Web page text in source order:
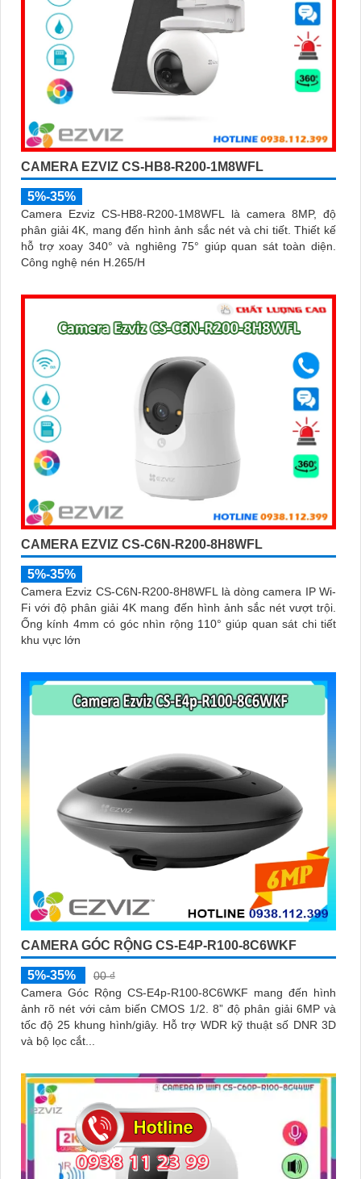
CAMERA EZVIZ CS-HB8-R200-1M8WFL
5%-35%
Camera Ezviz CS-HB8-R200-1M8WFL là camera 8MP, độ
phân giải 4K, mang đến hình ảnh sắc nét và chi tiết. Thiết kế
hỗ trợ xoay 340° và nghiêng 75° giúp quan sát toàn diện.
Công nghệ nén H.265/H
CAMERA EZVIZ CS-C6N-R200-8H8WFL
5%-35%
Camera Ezviz CS-C6N-R200-8H8WFL là dòng camera IP Wi-
Fi với độ phân giải 4K mang đến hình ảnh sắc nét vượt trội.
Ống kính 4mm có góc nhìn rộng 110° giúp quan sát chi tiết
khu vực lớn
CAMERA GÓC RỘNG CS-E4P-R100-8C6WKF
5%-35%
00 ₫
Camera Góc Rộng CS-E4p-R100-8C6WKF mang đến hình
ảnh rõ nét với cảm biến CMOS 1/2. 8” độ phân giải 6MP và
tốc độ 25 khung hình/giây. Hỗ trợ WDR kỹ thuật số DNR 3D
và bộ lọc cắt...